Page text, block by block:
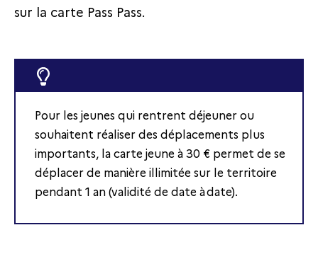
sur la carte Pass Pass.
Pour les jeunes qui rentrent déjeuner ou
souhaitent réaliser des déplacements plus
importants, la carte jeune à 30 € permet de se
déplacer de manière illimitée sur le territoire
pendant 1 an (validité de date à date).